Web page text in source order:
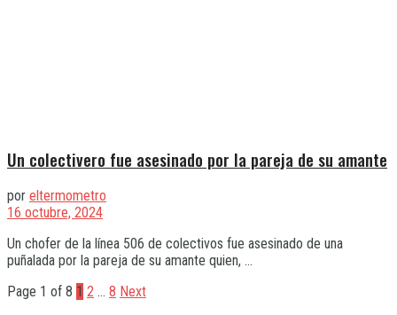
Un colectivero fue asesinado por la pareja de su amante
por eltermometro
16 octubre, 2024
Un chofer de la línea 506 de colectivos fue asesinado de una
puñalada por la pareja de su amante quien, ...
Page 1 of 8 1 2 … 8 Next